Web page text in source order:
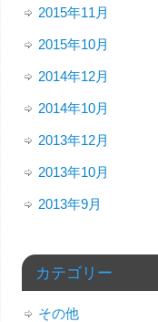
2015年11月
2015年10月
2014年12月
2014年10月
2013年12月
2013年10月
2013年9月
カテゴリー
その他